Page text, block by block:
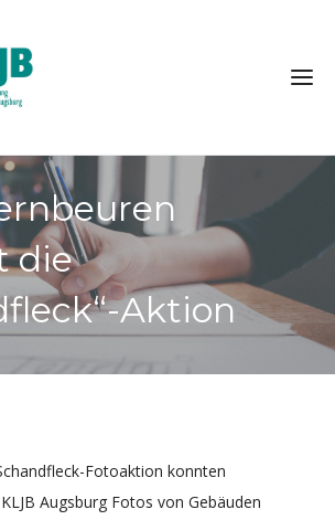
die
Aktion
Fotoaktion konnten
Augsburg Fotos von Gebäuden